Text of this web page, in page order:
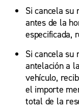
Si cancela su
antes de la
especificada,
Si cancela su
antelación a
vehículo,
el importe
total de la